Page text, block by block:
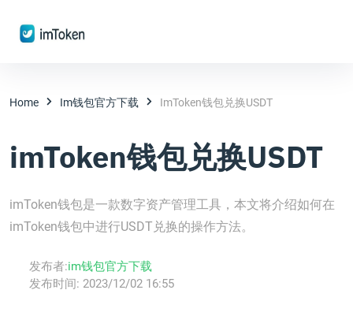
Home Im钱包官方下载 ImToken钱包兑换USDT
imToken钱包兑换USDT
imToken钱包是一款数字资产管理工具，本文将介绍如何在
imToken钱包中进行USDT兑换的操作方法。
发布者:im钱包官方下载
发布时间: 2023/12/02 16:55